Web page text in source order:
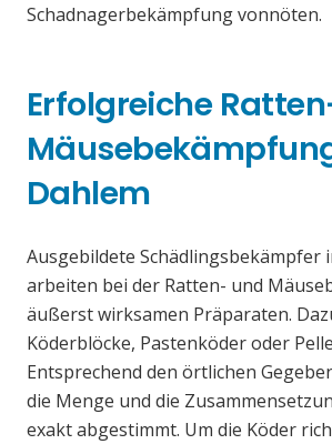
Schadnagerbekämpfung vonnöten.
Erfolgreiche
Dahlem
Ausgebildete Schädlingsbekämpfer
arbeiten bei der Ratten- und
äußerst wirksamen Präparaten.
Köderblöcke, Pastenköder oder
Entsprechend den örtlichen
die Menge und die
exakt abgestimmt. Um die Köder